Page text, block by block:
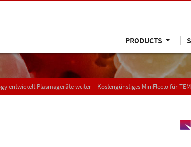
PRODUCTS
entwickelt Plasmageräte weiter – Kostengünstiges MiniFlecto für